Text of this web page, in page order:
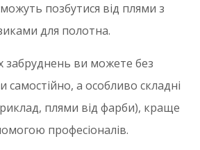
позбутися від плями з
для полотна.
забруднень ви можете без
а особливо складні
плями від фарби), краще
професіоналів.